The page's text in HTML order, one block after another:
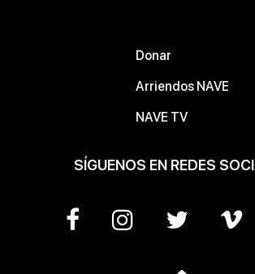
Donar
Arriendos NAVE
NAVE TV
SÍGUENOS EN REDES